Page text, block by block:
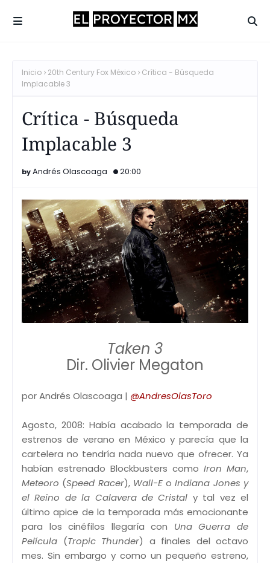
Inicio 20th Century Fox México
Crítica - Búsqueda
Implacable 3
Crítica - Búsqueda
Implacable 3
Andrés Olascoaga 20:00
Taken 3
Dir. Olivier Megaton
por Andrés Olascoaga | @AndresOlasToro
Agosto, 2008: Había acabado la temporada de
estrenos de verano en México y parecía que la
cartelera no tendría nada nuevo que ofrecer. Ya
habían estrenado Blockbusters como Iron Man,
Meteoro (Speed Racer), Wall-EoIndiana Jones y
el Reino de la Calavera de Cristal y tal vez el
último apice de la temporada más emocionante
para los cinéfilos llegaría con Una Guerra de
Película (Tropic Thunder) a finales del octavo
mes. Sin embargo y como un pequeño estreno,